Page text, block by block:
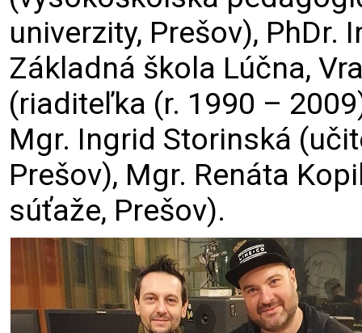
univerzity, Prešov),
Základná škola Lúčna,
(riaditeľka (r. 1990 –
Mgr. Ingrid Storinská
Prešov), Mgr. Renáta
súťaže, Prešov).